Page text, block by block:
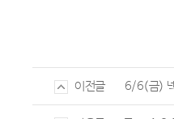
이전글 6/6(금) 넥